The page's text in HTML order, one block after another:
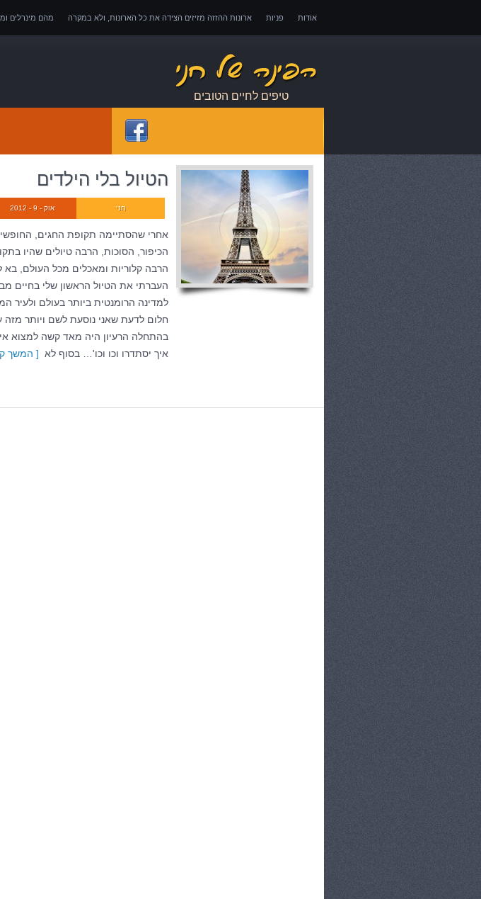
אודות פניות ארונות ההזזה מזיזים הצידה את כל הארונות, ולא במקרה מהם מינרלים
אובדן כושר עבודה – כיצד לממש זכויות במקרה של אובדן כושר עבודה
טיפים לחיים הטובים
הטיול בלי הילדים
אוק - 9 - 2012 חני
אחרי שהסתיימה תקופת החגים,
הכיפור, הסוכות, הרבה טיולים שהיו
הרבה קלוריות ומאכלים מכל העולם, בא
העברתי את הטיול הראשון שלי בחיים
למדינה הרומנטית ביותר בעולם ולעיר
חלום לדעת שאני נוסעת לשם ויותר מזה
בהתחלה הרעיון היה מאד קשה למצוא
איך יסתדרו וכו וכו'… בסוף לא [ המשך